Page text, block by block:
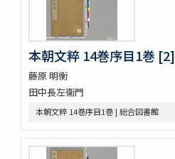
播州舊記
四季物語
すみよし物語
本朝續文粹 13巻
紀伊國牟婁郡色川村色川氏藏文書
樋口殿之記 3巻
大鏡 (存2巻)
壬戌羇旅漫録 2巻
明徳記 3巻
四神地名録 9巻附録1巻
本朝文粹 14巻序目1巻 [2]
藤原 明衡
田中長左衞門
本朝文粹 14巻序目1巻 | 総合図書館